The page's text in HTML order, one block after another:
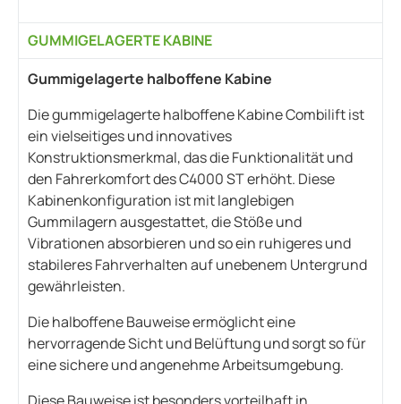
GUMMIGELAGERTE KABINE
Gummigelagerte halboffene Kabine
Die gummigelagerte halboffene Kabine Combilift ist
ein vielseitiges und innovatives
Konstruktionsmerkmal, das die Funktionalität und
den Fahrerkomfort des C4000 ST erhöht. Diese
Kabinenkonfiguration ist mit langlebigen
Gummilagern ausgestattet, die Stöße und
Vibrationen absorbieren und so ein ruhigeres und
stabileres Fahrverhalten auf unebenem Untergrund
gewährleisten.
Die halboffene Bauweise ermöglicht eine
hervorragende Sicht und Belüftung und sorgt so für
eine sichere und angenehme Arbeitsumgebung.